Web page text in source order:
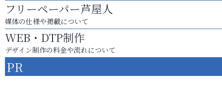
フリーペーパー芦屋人
媒体の仕様や掲載について
WEB・DTP制作
デザイン制作の料金や流れについて
PR